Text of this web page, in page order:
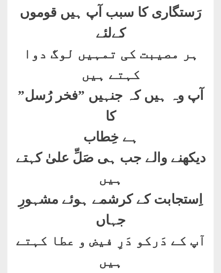
رَستگاری کا سبب آپ ہیں قوموں
کےلئے
ہر مصیبت کی تمہیں لوگ دوا
کہتے ہیں
آپ وہ ہیں کہ جنہیں ”فخر رُسل”
کا
ہے خِطاب
دیکھنے والے جب ہی صَلِّ علیٰ کہتے
ہیں
اِستجابت کے کرشمے ہوئے مشہورِ
جہاں
آپ کے دَرکو دَرِ فیض و عطا کہتے
ہیں